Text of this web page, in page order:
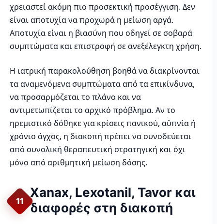
χρειαστεί ακόμη πιο προσεκτική προσέγγιση. Δεν
είναι αποτυχία να προχωρά η μείωση αργά.
Αποτυχία είναι η βιασύνη που οδηγεί σε σοβαρά
συμπτώματα και επιστροφή σε ανεξέλεγκτη χρήση.
Η ιατρική παρακολούθηση βοηθά να διακρίνονται
τα αναμενόμενα συμπτώματα από τα επικίνδυνα,
να προσαρμόζεται το πλάνο και να
αντιμετωπίζεται το αρχικό πρόβλημα. Αν το
ηρεμιστικό δόθηκε για κρίσεις πανικού, αϋπνία ή
χρόνιο άγχος, η διακοπή πρέπει να συνοδεύεται
από συνολική θεραπευτική στρατηγική και όχι
μόνο από αριθμητική μείωση δόσης.
11
Xanax, Lexotanil, Tavor και
διαφορές στη διακοπή